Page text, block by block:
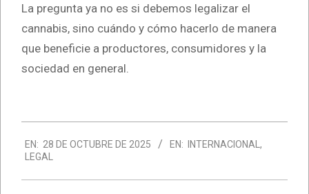
La pregunta ya no es si debemos legalizar el
cannabis, sino cuándo y cómo hacerlo de manera
que beneficie a productores, consumidores y la
sociedad en general.
10-
28
EN: 28 DE OCTUBRE DE 2025 EN: INTERNACIONAL,
LEGAL